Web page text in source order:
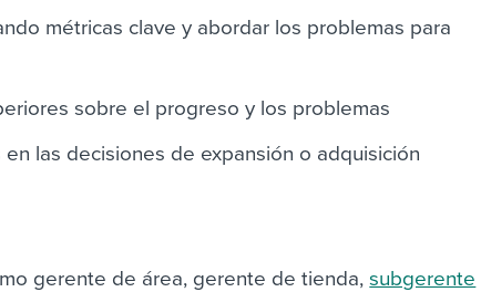
métricas clave y abordar los problemas para
sobre el progreso y los problemas
las decisiones de expansión o adquisición
gerente de área, gerente de tienda,subgerente